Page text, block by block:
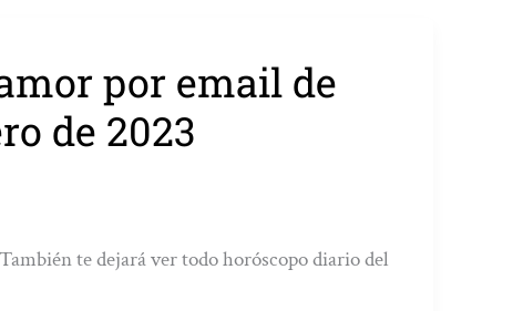
por email de
de 2023
te dejará ver todo horóscopo diario del